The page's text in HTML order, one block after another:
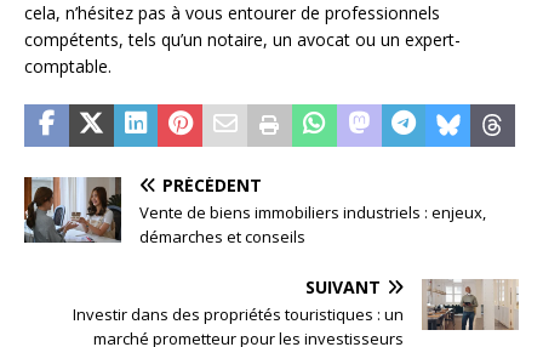
cela, n’hésitez pas à vous entourer de professionnels
compétents, tels qu’un notaire, un avocat ou un expert-
comptable.
PRÉCÉDENT
Vente de biens immobiliers industriels : enjeux,
démarches et conseils
SUIVANT
Investir dans des propriétés touristiques : un
marché prometteur pour les investisseurs